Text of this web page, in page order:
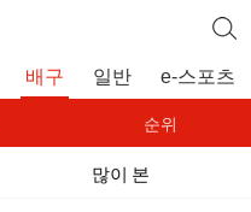
배구 일반 e-스포츠
순위
많이 본